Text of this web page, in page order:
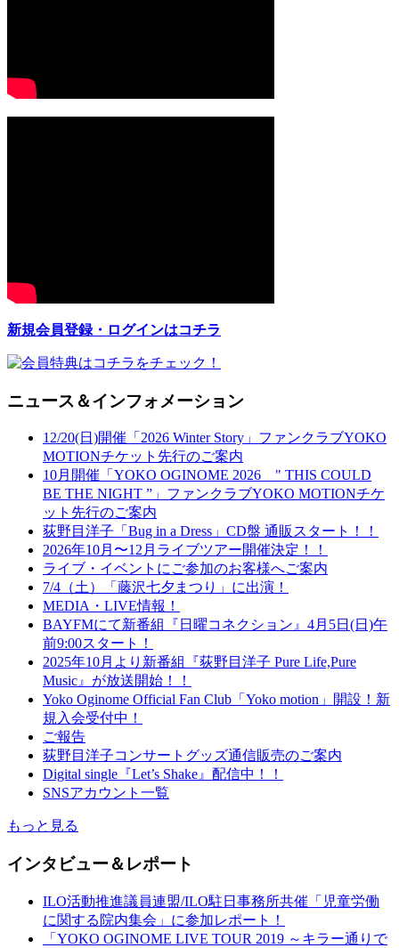
新規会員登録・ログインはコチラ
ニュース＆インフォメーション
12/20(日)開催「2026 Winter Story」ファンクラブYOKO
MOTIONチケット先行のご案内
10月開催「YOKO OGINOME 2026 " THIS COULD
BE THE NIGHT ”」ファンクラブYOKO MOTIONチケ
ット先行のご案内
荻野目洋子「Bug in a Dress」CD盤 通販スタート！！
2026年10月〜12月ライブツアー開催決定！！
ライブ・イベントにご参加のお客様へご案内
7/4（土）「藤沢七夕まつり」に出演！
MEDIA・LIVE情報！
BAYFMにて新番組『日曜コネクション』4月5日(日)午
前9:00スタート！
2025年10月より新番組『荻野目洋子 Pure Life,Pure
Music』が放送開始！！
Yoko Oginome Official Fan Club「Yoko motion」開設！新
規入会受付中！
ご報告
荻野目洋子コンサートグッズ通信販売のご案内
Digital single『Let’s Shake』配信中！！
SNSアカウント一覧
もっと見る
インタビュー＆レポート
ILO活動推進議員連盟/ILO駐日事務所共催「児童労働
に関する院内集会」に参加レポート！
「YOKO OGINOME LIVE TOUR 2019 ～キラー通りで